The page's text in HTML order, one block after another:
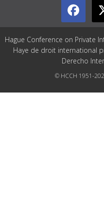
Hague Conference on Private
Haye de droit international
Derecho
© HCCH 1951-